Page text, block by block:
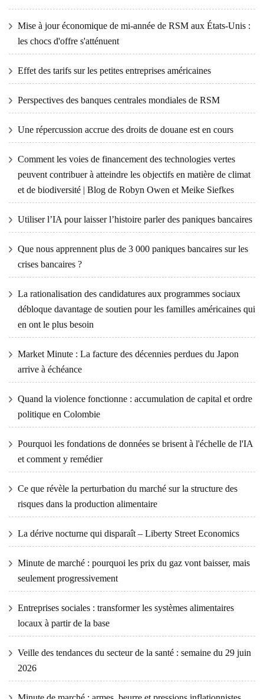
Mise à jour économique de mi-année de RSM aux États-Unis :
les chocs d'offre s'atténuent
Effet des tarifs sur les petites entreprises américaines
Perspectives des banques centrales mondiales de RSM
Une répercussion accrue des droits de douane est en cours
Comment les voies de financement des technologies vertes
peuvent contribuer à atteindre les objectifs en matière de climat
et de biodiversité | Blog de Robyn Owen et Meike Siefkes
Utiliser l’IA pour laisser l’histoire parler des paniques bancaires
Que nous apprennent plus de 3 000 paniques bancaires sur les
crises bancaires ?
La rationalisation des candidatures aux programmes sociaux
débloque davantage de soutien pour les familles américaines qui
en ont le plus besoin
Market Minute : La facture des décennies perdues du Japon
arrive à échéance
Quand la violence fonctionne : accumulation de capital et ordre
politique en Colombie
Pourquoi les fondations de données se brisent à l'échelle de l'IA
et comment y remédier
Ce que révèle la perturbation du marché sur la structure des
risques dans la production alimentaire
La dérive nocturne qui disparaît – Liberty Street Economics
Minute de marché : pourquoi les prix du gaz vont baisser, mais
seulement progressivement
Entreprises sociales : transformer les systèmes alimentaires
locaux à partir de la base
Veille des tendances du secteur de la santé : semaine du 29 juin
2026